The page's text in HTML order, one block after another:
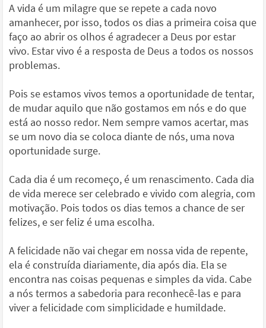
A vida é um milagre que se repete a cada novo
amanhecer, por isso, todos os dias a primeira coisa que
faço ao abrir os olhos é agradecer a Deus por estar
vivo. Estar vivo é a resposta de Deus a todos os nossos
problemas.
Pois se estamos vivos temos a oportunidade de tentar,
de mudar aquilo que não gostamos em nós e do que
está ao nosso redor. Nem sempre vamos acertar, mas
se um novo dia se coloca diante de nós, uma nova
oportunidade surge.
Cada dia é um recomeço, é um renascimento. Cada dia
de vida merece ser celebrado e vivido com alegria, com
motivação. Pois todos os dias temos a chance de ser
felizes, e ser feliz é uma escolha.
A felicidade não vai chegar em nossa vida de repente,
ela é construída diariamente, dia após dia. Ela se
encontra nas coisas pequenas e simples da vida. Cabe
a nós termos a sabedoria para reconhecê-las e para
viver a felicidade com simplicidade e humildade.